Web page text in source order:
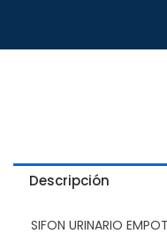
Descripción
SIFON URINARIO